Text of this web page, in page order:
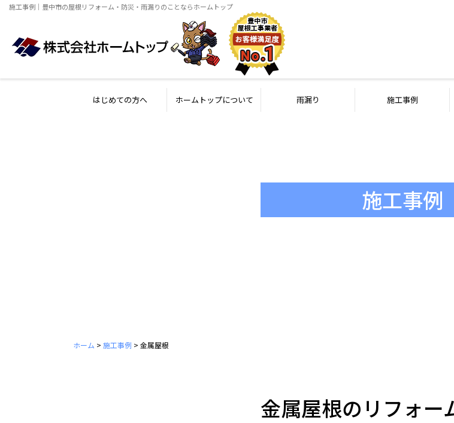
施工事例｜豊中市の屋根リフォーム・防災・雨漏りのことならホームトップ
はじめての方へ ホームトップについて 雨漏り 施工事例
施工事例
ホーム > 施工事例 > 金属屋根
金属屋根のリフォー